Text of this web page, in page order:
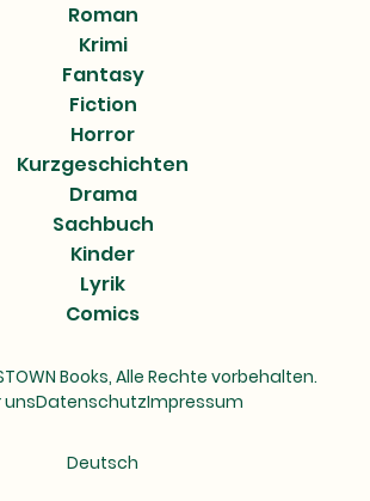
Roman
Krimi
Fantasy
Fiction
Horror
Kurzgeschichten
Drama
Sachbuch
Kinder
Lyrik
Comics
Books, Alle Rechte vorbehalten.
unsDatenschutzImpressum
Deutsch